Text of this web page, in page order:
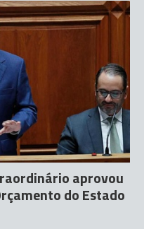
aprovou
do Estado